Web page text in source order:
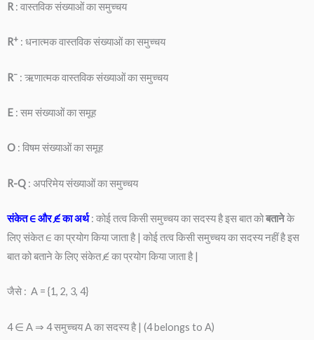
R : वास्तविक संख्याओं का समुच्चय
R+ : धनात्मक वास्तविक संख्याओं का समुच्चय
R– : ऋणात्मक वास्तविक संख्याओं का समुच्चय
E : सम संख्याओं का समूह
O : विषम संख्याओं का समूह
R-Q : अपरिमेय संख्याओं का समुच्चय
संकेत ∈ और ∉ का अर्थ: कोई तत्व किसी समुच्चय का सदस्य है इस बात कोबतानेके
लिए संकेत ∈ का प्रयोग किया जाता है | कोई तत्व किसी समुच्चय का सदस्य नहीं है इस
बात को बताने के लिए संकेत ∉ का प्रयोग किया जाता है |
जैसे : A = {1, 2, 3, 4}
4 ∈ A ⇒ 4 समुच्चय A का सदस्य है | (4 belongs to A)